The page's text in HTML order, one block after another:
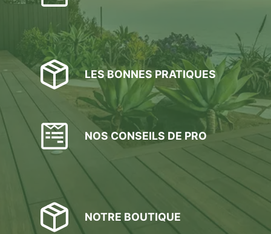
LES BONNES PRATIQUES
NOS CONSEILS DE PRO
NOTRE BOUTIQUE